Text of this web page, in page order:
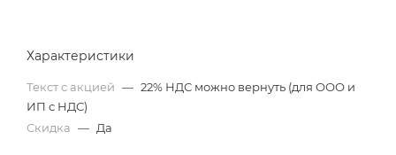
Характеристики
Текст с акцией — 22% НДС можно вернуть (для ООО и
ИП с НДС)
Скидка — Да